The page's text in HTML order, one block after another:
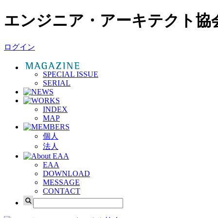
エンジニア・アーキテクト協
ログイン
SPECIAL ISSUE
SERIAL
INDEX
MAP
個人
法人
EAA
DOWNLOAD
MESSAGE
CONTACT